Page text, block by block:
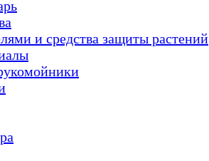
и средства защиты растений